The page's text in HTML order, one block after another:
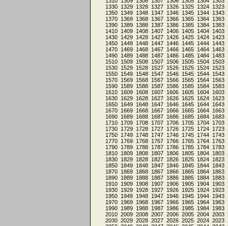
1323
1324
1325
1326
1327
1328
1329
1330
1343
1344
1345
1346
1347
1348
1349
1350
1363
1364
1365
1366
1367
1368
1369
1370
1383
1384
1385
1386
1387
1388
1389
1390
1403
1404
1405
1406
1407
1408
1409
1410
1423
1424
1425
1426
1427
1428
1429
1430
1443
1444
1445
1446
1447
1448
1449
1450
1463
1464
1465
1466
1467
1468
1469
1470
1483
1484
1485
1486
1487
1488
1489
1490
1503
1504
1505
1506
1507
1508
1509
1510
1523
1524
1525
1526
1527
1528
1529
1530
1543
1544
1545
1546
1547
1548
1549
1550
1563
1564
1565
1566
1567
1568
1569
1570
1583
1584
1585
1586
1587
1588
1589
1590
1603
1604
1605
1606
1607
1608
1609
1610
1623
1624
1625
1626
1627
1628
1629
1630
1643
1644
1645
1646
1647
1648
1649
1650
1663
1664
1665
1666
1667
1668
1669
1670
1683
1684
1685
1686
1687
1688
1689
1690
1703
1704
1705
1706
1707
1708
1709
1710
1723
1724
1725
1726
1727
1728
1729
1730
1743
1744
1745
1746
1747
1748
1749
1750
1763
1764
1765
1766
1767
1768
1769
1770
1783
1784
1785
1786
1787
1788
1789
1790
1803
1804
1805
1806
1807
1808
1809
1810
1823
1824
1825
1826
1827
1828
1829
1830
1843
1844
1845
1846
1847
1848
1849
1850
1863
1864
1865
1866
1867
1868
1869
1870
1883
1884
1885
1886
1887
1888
1889
1890
1903
1904
1905
1906
1907
1908
1909
1910
1923
1924
1925
1926
1927
1928
1929
1930
1943
1944
1945
1946
1947
1948
1949
1950
1963
1964
1965
1966
1967
1968
1969
1970
1983
1984
1985
1986
1987
1988
1989
1990
2003
2004
2005
2006
2007
2008
2009
2010
2023
2024
2025
2026
2027
2028
2029
2030